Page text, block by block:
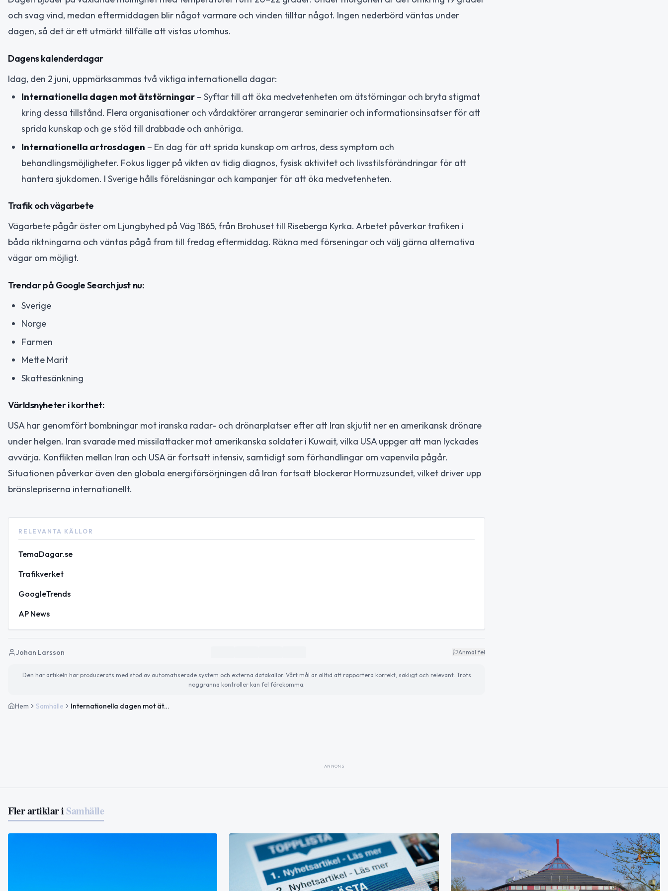
och svag vind, medan eftermiddagen blir något varmare och vinden tilltar något. Ingen nederbörd väntas under
dagen, så det är ett utmärkt tillfälle att vistas utomhus.
Dagens kalenderdagar
Idag, den 2 juni, uppmärksammas två viktiga internationella dagar:
Internationella dagen mot ätstörningar – Syftar till att öka medvetenheten om ätstörningar och bryta stigmat
kring dessa tillstånd. Flera organisationer och vårdaktörer arrangerar seminarier och informationsinsatser för att
sprida kunskap och ge stöd till drabbade och anhöriga.
Internationella artrosdagen – En dag för att sprida kunskap om artros, dess symptom och
behandlingsmöjligheter. Fokus ligger på vikten av tidig diagnos, fysisk aktivitet och livsstilsförändringar för att
hantera sjukdomen. I Sverige hålls föreläsningar och kampanjer för att öka medvetenheten.
Trafik och vägarbete
Vägarbete pågår öster om Ljungbyhed på Väg 1865, från Brohuset till Riseberga Kyrka. Arbetet påverkar trafiken i
båda riktningarna och väntas pågå fram till fredag eftermiddag. Räkna med förseningar och välj gärna alternativa
vägar om möjligt.
Trendar på Google Search just nu:
Sverige
Norge
Farmen
Mette Marit
Skattesänkning
Världsnyheter i korthet:
USA har genomfört bombningar mot iranska radar- och drönarplatser efter att Iran skjutit ner en amerikansk drönare
under helgen. Iran svarade med missilattacker mot amerikanska soldater i Kuwait, vilka USA uppger att man lyckades
avvärja. Konflikten mellan Iran och USA är fortsatt intensiv, samtidigt som förhandlingar om vapenvila pågår.
Situationen påverkar även den globala energiförsörjningen då Iran fortsatt blockerar Hormuzsundet, vilket driver upp
bränslepriserna internationellt.
RELEVANTA KÄLLOR
TemaDagar.se
Trafikverket
GoogleTrends
AP News
Johan Larsson Anmäl fel
Den här artikeln har producerats med stöd av automatiserade system och externa datakällor. Vårt mål är alltid att rapportera korrekt, sakligt och relevant. Trots
noggranna kontroller kan fel förekomma.
Hem Samhälle Internationella dagen mot ätstörningar och artros uppmärksammas idag
ANNONS
Fler artiklar i Samhälle